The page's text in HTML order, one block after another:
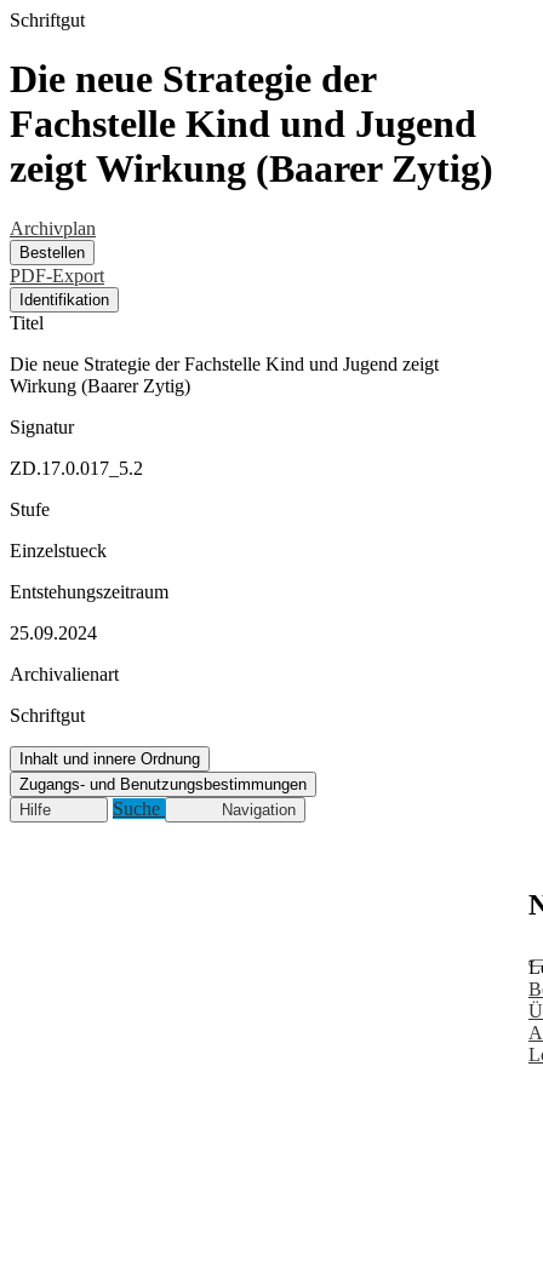
Schriftgut
Die neue Strategie der
Fachstelle Kind und Jugend
zeigt Wirkung (Baarer Zytig)
Archivplan
Bestellen
PDF-Export
Identifikation
Titel
Die neue Strategie der Fachstelle Kind und Jugend zeigt
Wirkung (Baarer Zytig)
Signatur
ZD.17.0.017_5.2
Stufe
Einzelstueck
Entstehungszeitraum
25.09.2024
Archivalienart
Schriftgut
Inhalt und innere Ordnung
Zugangs- und Benutzungsbestimmungen
Hilfe
Suche Navigation